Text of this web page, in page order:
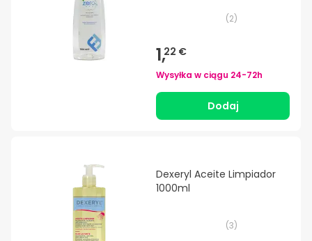
(2)
1,22 €
Wysyłka w ciągu 24-72h
Dodaj
Dexeryl Aceite Limpiador
1000ml
(3)